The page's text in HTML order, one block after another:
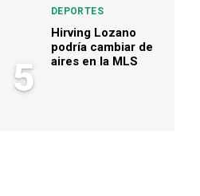
5
DEPORTES
Hirving Lozano
podría cambiar de
aires en la MLS